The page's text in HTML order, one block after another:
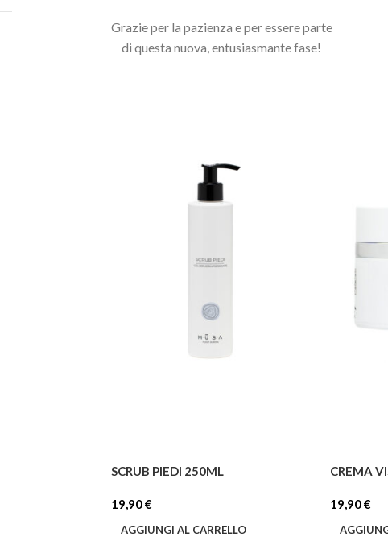
Grazie per la pazienza e per essere parte
di questa nuova, entusiasmante fase!
Potrebbero interessarti anche...
SCRUB PIEDI 250ML
19,90€
AGGIUNGI AL CARRELLO
CREMA
19,90€